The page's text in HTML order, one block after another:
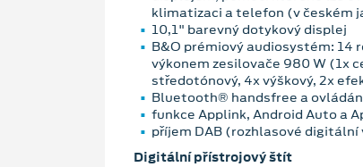
klimatizaci a telefon (v českém
10,1" barevný dotykový displej
B&O prémiový audiosystém: 14
výkonem zesilovače 980 W (1x
středotónový, 4x výškový, 2x
Bluetooth® handsfree a
funkce Applink, Android Auto a
příjem DAB (rozhlasové
Digitální přístrojový štít